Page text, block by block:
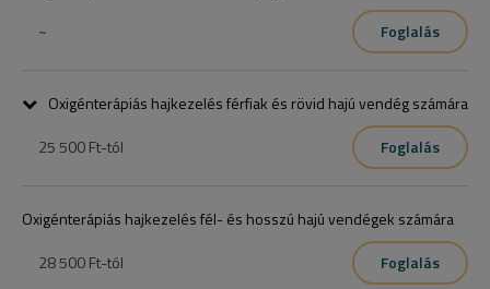
~
Foglalás
Oxigénterápiás hajkezelés férfiak és rövid hajú vendég számára
25 500 Ft-tól Foglalás
Oxigénterápiás hajkezelés fél- és hosszú hajú vendégek számára
28 500 Ft-tól Foglalás